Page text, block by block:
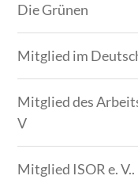
Die Grünen
Mitglied im
Mitglied des
V
Mitglied ISOR e.